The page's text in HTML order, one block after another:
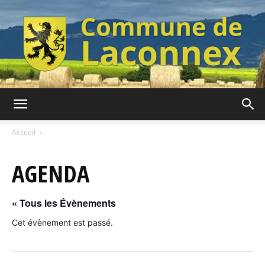
Laconnex
Accueil
AGENDA
« Tous les Évènements
Cet évènement est passé.